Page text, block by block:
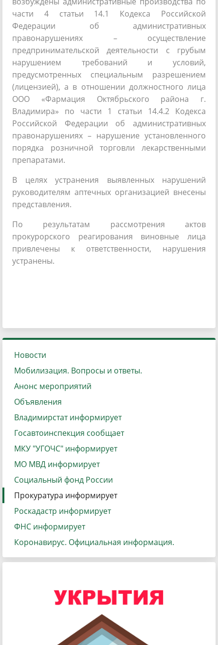
части 4 статьи 14.1 Кодекса Российской
Федерации об административных
правонарушениях – осуществление
предпринимательской деятельности с грубым
нарушением требований и условий,
предусмотренных специальным разрешением
(лицензией), а в отношении должностного лица
ООО «Фармация Октябрьского района г.
Владимира» по части 1 статьи 14.4.2 Кодекса
Российской Федерации об административных
правонарушениях – нарушение установленного
порядка розничной торговли лекарственными
препаратами.
В целях устранения выявленных нарушений
руководителям аптечных организацией внесены
представления.
По результатам рассмотрения актов
прокурорского реагирования виновные лица
привлечены к ответственности, нарушения
устранены.
Новости
Мобилизация. Вопросы и ответы.
Анонс мероприятий
Объявления
Владимирстат информирует
Госавтоинспекция сообщает
МКУ "УГОЧС" информирует
МО МВД информирует
Социальный фонд России
Прокуратура информирует
Роскадастр информирует
ФНС информирует
Коронавирус. Официальная информация.